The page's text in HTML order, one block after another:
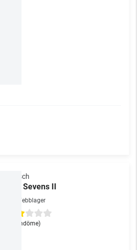
Klipsch
The Sevens II
Webblager
omdöme)